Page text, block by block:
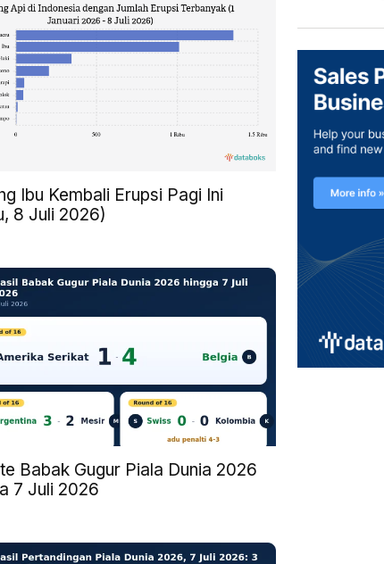
Ibu Kembali Erupsi Pagi Ini
8 Juli 2026)
Babak Gugur Piala Dunia 2026
7 Juli 2026